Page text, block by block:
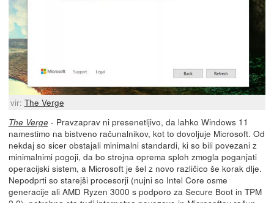
vir: The Verge
The Verge- Pravzaprav ni presenetljivo, da lahko Windows 11
namestimo na bistveno računalnikov, kot to dovoljuje Microsoft. Od
nekdaj so sicer obstajali minimalni standardi, ki so bili povezani z
minimalnimi pogoji, da bo strojna oprema sploh zmogla poganjati
operacijski sistem, a Microsoft je šel z novo različico še korak dlje.
Nepodprti so starejši procesorji (nujni so Intel Core osme
generacije ali AMD Ryzen 3000 s podporo za Secure Boot in TPM